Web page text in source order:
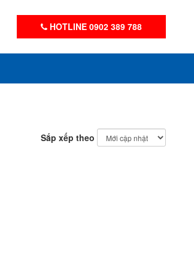
HOTLINE 0902 389 788
Sắp xếp theo